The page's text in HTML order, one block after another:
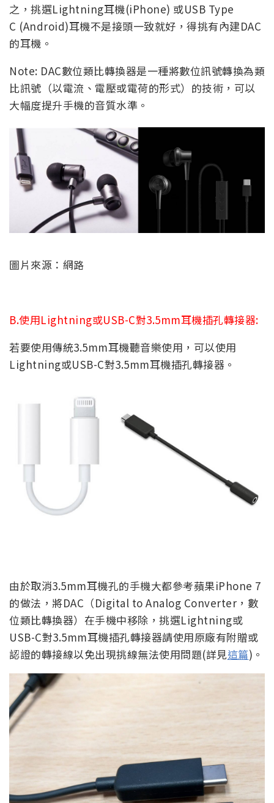
之，挑選Lightning耳機(iPhone) 或USB Type
C (Android)耳機不是接頭一致就好，得挑有內建DAC
的耳機。
Note: DAC數位類比轉換器是一種將數位訊號轉換為類
比訊號（以電流、電壓或電荷的形式）的技術，可以
大幅度提升手機的音質水準。
圖片來源：網路
B.使用Lightning或USB-C對3.5mm耳機插孔轉接器:
若要使用傳統3.5mm耳機聽音樂使用，可以使用
Lightning或USB-C對3.5mm耳機插孔轉接器。
由於取消3.5mm耳機孔的手機大都參考蘋果iPhone 7
的做法，將DAC（Digital to Analog Converter，數
位類比轉換器）在手機中移除，挑選Lightning或
USB-C對3.5mm耳機插孔轉接器請使用原廠有附贈或
認證的轉接線以免出現挑線無法使用問題(詳見這篇)。